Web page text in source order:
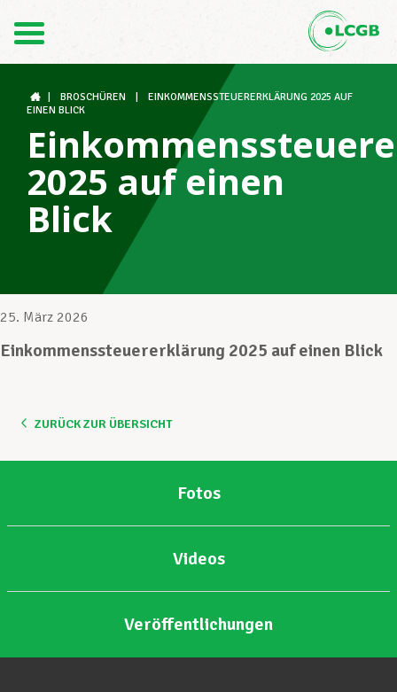
FR
Der LCGB
Gewerkschaftsstrukturen
Unterstützung im Arbeitsalltag
BROSCHÜREN
EINKOMMENSSTEUERERKLÄRUNG 2025 AUF
EINEN BLICK
2025 auf einen
Blick
25. März 2026
Einkommenssteuererklärung 2025 auf einen Blick
ZURÜCK ZUR ÜBERSICHT
Fotos
Videos
Veröffentlichungen